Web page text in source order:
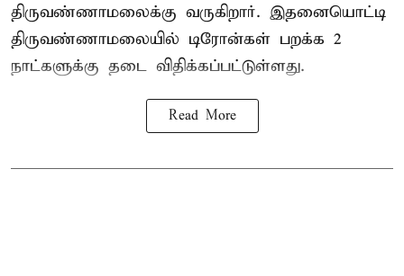
திருவண்ணாமலைக்கு வருகிறார். இதனையொட்டி
திருவண்ணாமலையில் டிரோன்கள் பறக்க 2
நாட்களுக்கு தடை விதிக்கப்பட்டுள்ளது.
Read More